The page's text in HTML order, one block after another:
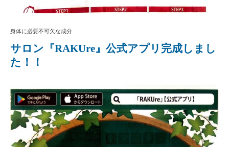
身体に必要不可欠な成分
サロン『RAKUre』公式アプリ完成しまし
た！！